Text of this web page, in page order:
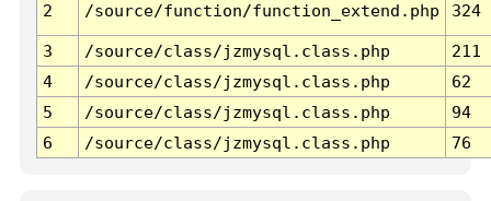
2 /source/function/function_extend.php 324
3 /source/class/jzmysql.class.php
211
4
/source/class/jzmysql.class.php
62
5
/source/class/jzmysql.class.php
94
6
/source/class/jzmysql.class.php 76